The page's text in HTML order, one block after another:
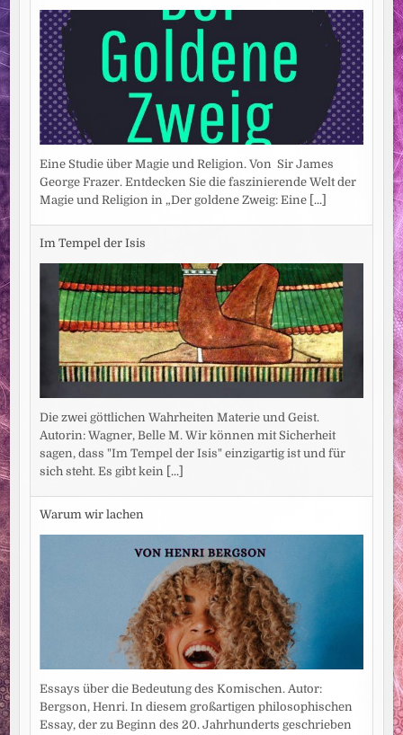
Eine Studie über Magie und Religion. Von Sir James
George Frazer. Entdecken Sie die faszinierende Welt der
Magie und Religion in „Der goldene Zweig: Eine [...]
Im Tempel der Isis
Die zwei göttlichen Wahrheiten Materie und Geist.
Autorin: Wagner, Belle M. Wir können mit Sicherheit
sagen, dass "Im Tempel der Isis" einzigartig ist und für
sich steht. Es gibt kein [...]
Warum wir lachen
Essays über die Bedeutung des Komischen. Autor:
Bergson, Henri. In diesem großartigen philosophischen
Essay, der zu Beginn des 20. Jahrhunderts geschrieben